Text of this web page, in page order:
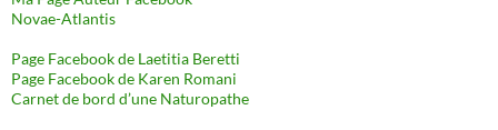
Novae-Atlantis
Page Facebook de Laetitia Beretti
Page Facebook de Karen Romani
Carnet de bord d’une Naturopathe